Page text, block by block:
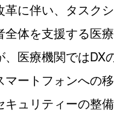
革に伴い、タスク
全体を支援する医
、医療機関ではDX
マートフォンへの
キュリティーの整